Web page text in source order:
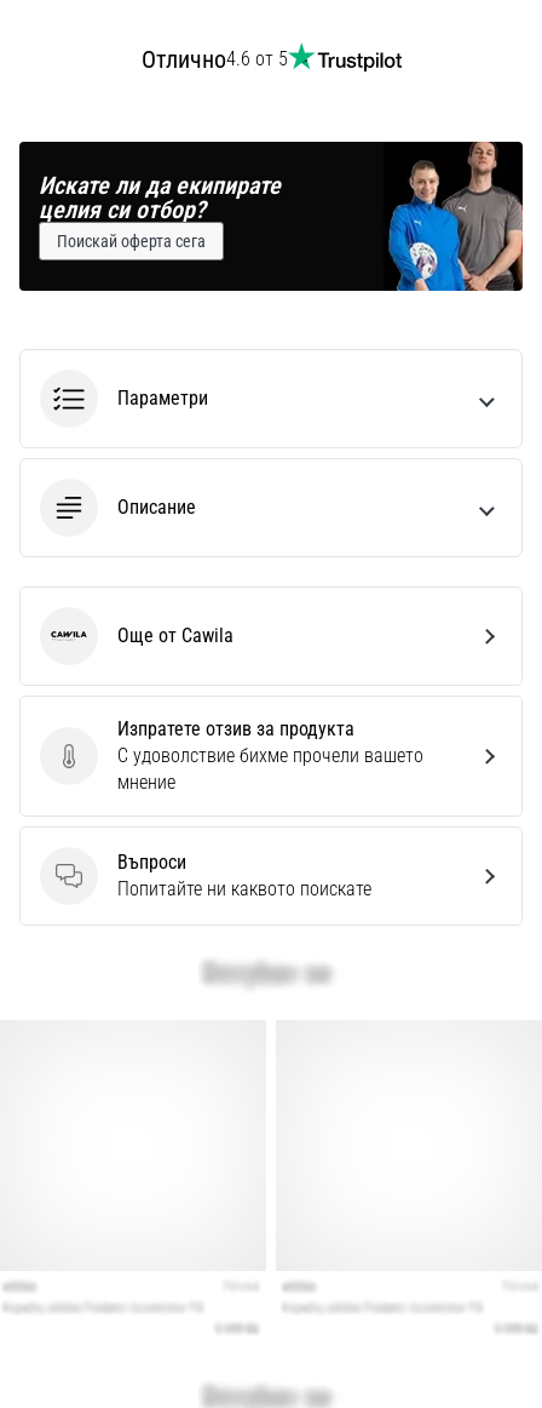
Отлично4.6 от 5
Искате ли да екипирате
целия си отбор?
Поискай оферта сега
Параметри
Описание
Изпратете отзив за продукта
Изпратете отзив за продукта
С удоволствие бихме прочели вашето
мнение
Въпроси
Въпроси
Попитайте ни каквото поискате
Cawila Още от Cawila